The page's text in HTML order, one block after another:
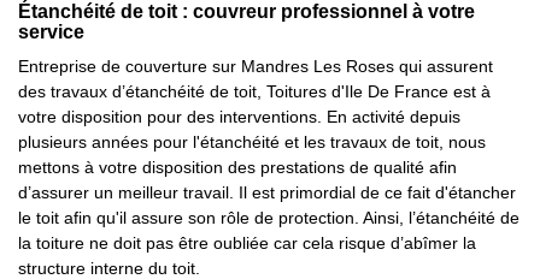
Étanchéité de toit : couvreur professionnel à votre
service
Entreprise de couverture sur Mandres Les Roses qui assurent
des travaux d’étanchéité de toit, Toitures d'Ile De France est à
votre disposition pour des interventions. En activité depuis
plusieurs années pour l'étanchéité et les travaux de toit, nous
mettons à votre disposition des prestations de qualité afin
d’assurer un meilleur travail. Il est primordial de ce fait d'étancher
le toit afin qu'il assure son rôle de protection. Ainsi, l’étanchéité de
la toiture ne doit pas être oubliée car cela risque d’abîmer la
structure interne du toit.